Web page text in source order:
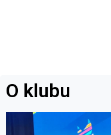
O klubu